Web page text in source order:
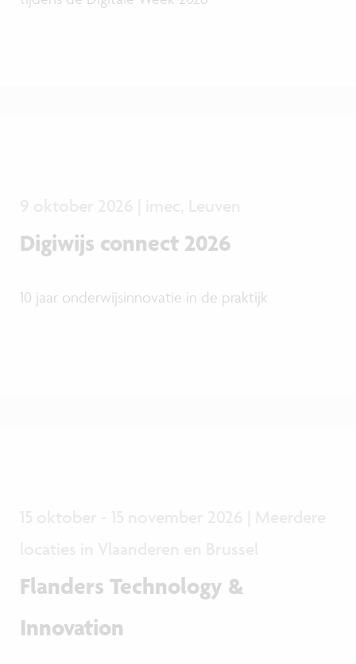
Digiwijs connect 2026
10 jaar onderwijsinnovatie in de praktijk
Flanders Technology &
Innovation